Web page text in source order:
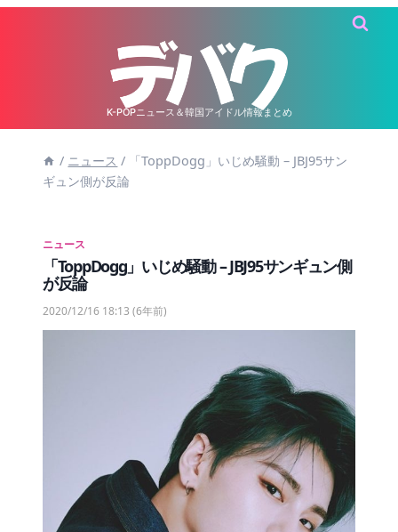
K-POPニュース＆韓国アイドル情報まとめ
/ ニュース /
「ToppDogg」いじめ騒動 – JBJ95サン
ギュン側が反論
ニュース
「ToppDogg」いじめ騒動 – JBJ95サンギュン側
が反論
2020/12/16 18:13 (6年前)